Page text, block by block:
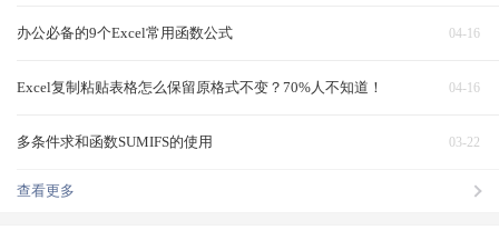
04-16
办公必备的9个Excel常用函数公式
04-16
Excel复制粘贴表格怎么保留原格式不变？70%人不知道！
03-22
多条件求和函数SUMIFS的使用
查看更多